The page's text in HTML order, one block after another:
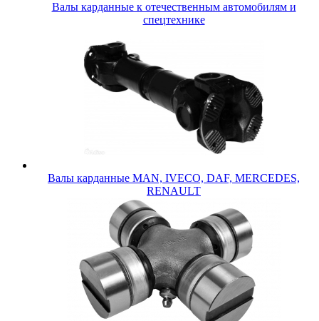
Валы карданные к отечественным автомобилям и
спецтехнике
Валы карданные MAN, IVECO, DAF, MERCEDES,
RENAULT